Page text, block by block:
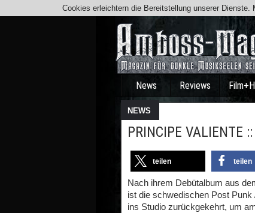
News Reviews
NEWS
PRINCIPE VALIENTE
teilen teilen
Nach ihrem Debütalbum aus
ist die schwedischen Post
ins Studio zurückgekehrt, um
Cookies erleichtern die Bereitstellung unserer